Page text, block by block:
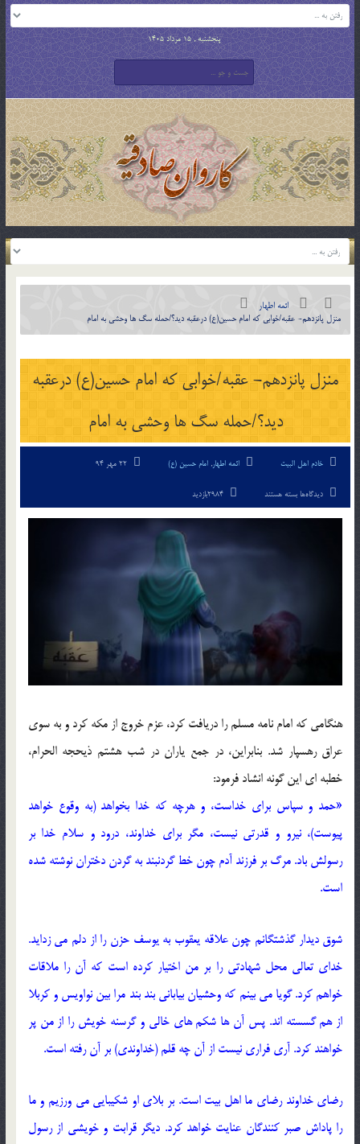
پنجشنبه , 15 مرداد 1405
ائمه اطهار
منزل پانزدهم- عقبه/خوابی که امام حسین(ع) درعقبه دید؟/حمله سگ ها وحشی به امام
منزل پانزدهم- عقبه/خوابی که امام حسین(ع) درعقبه
دید؟/حمله سگ ها وحشی به امام
خادم اهل البیت ائمه اطهار, امام حسین (ع)
دیدگاه‌ها
منزل
حمله
وحشی
بسته هستند
هنگامی که امام نامه مسلم را دریافت کرد، عزم خروج از مکه کرد و به سوی
عراق رهسپار شد. بنابراین، در جمع یاران در شب هشتم ذیحجه الحرام،
خطبه ای این گونه انشاد فرمود:
«حمد و سپاس برای خداست، و هرچه که خدا بخواهد (به وقوع خواهد
پیوست)، نیرو و قدرتی نیست، مگر برای خداوند، درود و سلام خدا بر
رسولش باد. مرگ بر فرزند آدم چون خط گردنبند به گردن دختران نوشته شده
است.
شوق دیدار گذشتگانم چون علاقه یعقوب به یوسف حزن را از دلم می زداید.
خدای تعالی محل شهادتی را بر من اختیار کرده است که آن را ملاقات
خواهم کرد. گویا می بینم که وحشیان بیابانی بند بند مرا بین نواویس و کربلا
از هم گسسته اند. پس آن ها شکم های خالی و گرسنه خویش را از من پر
خواهند کرد. آری فراری نیست از آن چه قلم (خداوندی) بر آن رفته است.
رضای خداوند رضای ما اهل بیت است. بر بلای او شکیبایی می ورزیم و ما
را پاداش صبر کنندگان عنایت خواهد کرد. دیگر قرابت و خویشی از رسول